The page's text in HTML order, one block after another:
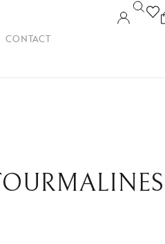
CONTACT